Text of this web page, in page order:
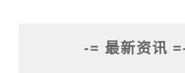
-= 最新资讯